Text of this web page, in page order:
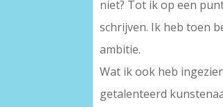
niet? Tot ik op een
schrijven. Ik heb toen
ambitie.
Wat ik ook heb
getalenteerd